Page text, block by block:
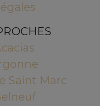
Saint Marc